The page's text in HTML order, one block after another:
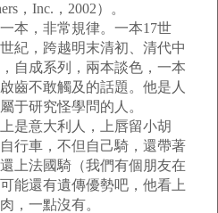
，Inc.，2002）。
，非常規律。一本17世
紀，跨越明末清初、清代中
自成系列，兩本談色，一本
齒不敢觸及的話題。他是人
于研究怪學問的人。
意大利人，上唇留小胡
行車，不但自己騎，還帶著
上法國騎（我們有個朋友在
能還有遺傳優勢吧，他看上
，一點沒有。